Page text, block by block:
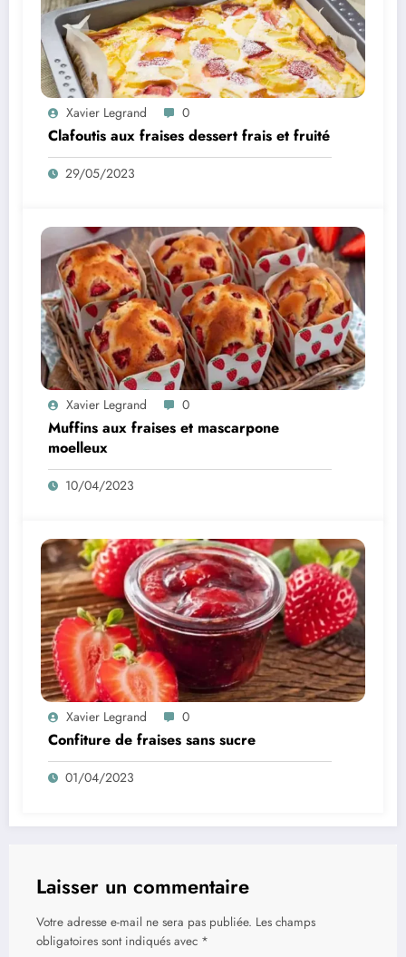
Xavier Legrand 0
Clafoutis aux fraises dessert frais et fruité
29/05/2023
Xavier Legrand 0
Muffins aux fraises et mascarpone
moelleux
10/04/2023
Xavier Legrand 0
Confiture de fraises sans sucre
01/04/2023
Laisser un commentaire
Votre adresse e-mail ne sera pas publiée. Les champs
obligatoires sont indiqués avec *